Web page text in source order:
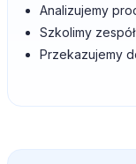
Analizujemy
Szkolimy
Przekazujemy